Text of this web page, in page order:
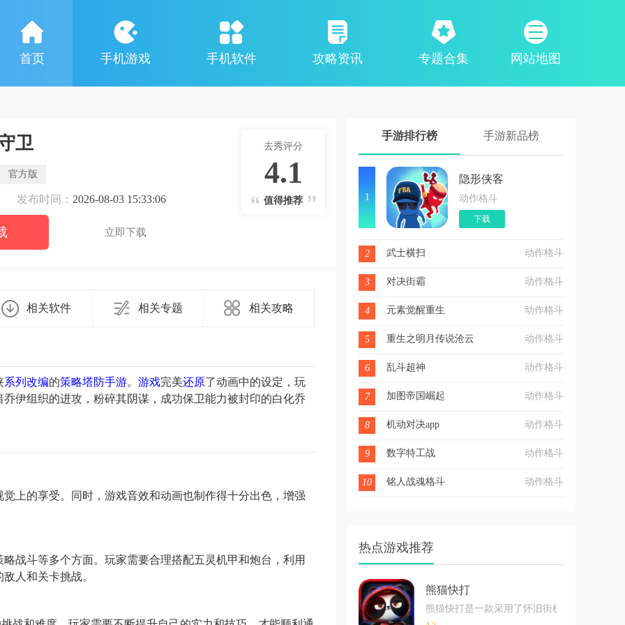
网站地图
首页 手机游戏 手机软件 攻略资讯 专题合集
卫
官方版
发布时间： 2026-08-03 15:33:06
立即下载
去秀评分
4.1
值得推荐
相关软件 相关专题 相关攻略
系列 改编的策略塔防手游。 游戏完美还原了动画中的设定，玩
伊组织的进攻，粉碎其阴谋，成功保卫能力被封印的白化乔
上的享受。同时，游戏音效和动画也制作得十分出色，增强
战斗等多个方面。玩家需要合理搭配五灵机甲和炮台，利用
人和关卡挑战。
手游排行榜 手游新品榜
1
隐形侠客
动作格斗
下载
2 武士横扫 动作格斗
3 对决街霸 动作格斗
4 元素觉醒重生 动作格斗
5 重生之明月传说沧云劫 动作格斗
6 乱斗超神 动作格斗
7 加图帝国崛起 动作格斗
8 机动对决app 动作格斗
9 数字特工战 动作格斗
10 铭人战魂格斗 动作格斗
热点游戏推荐
熊猫快打
熊猫快打是一款采用了怀旧街机风格的格斗